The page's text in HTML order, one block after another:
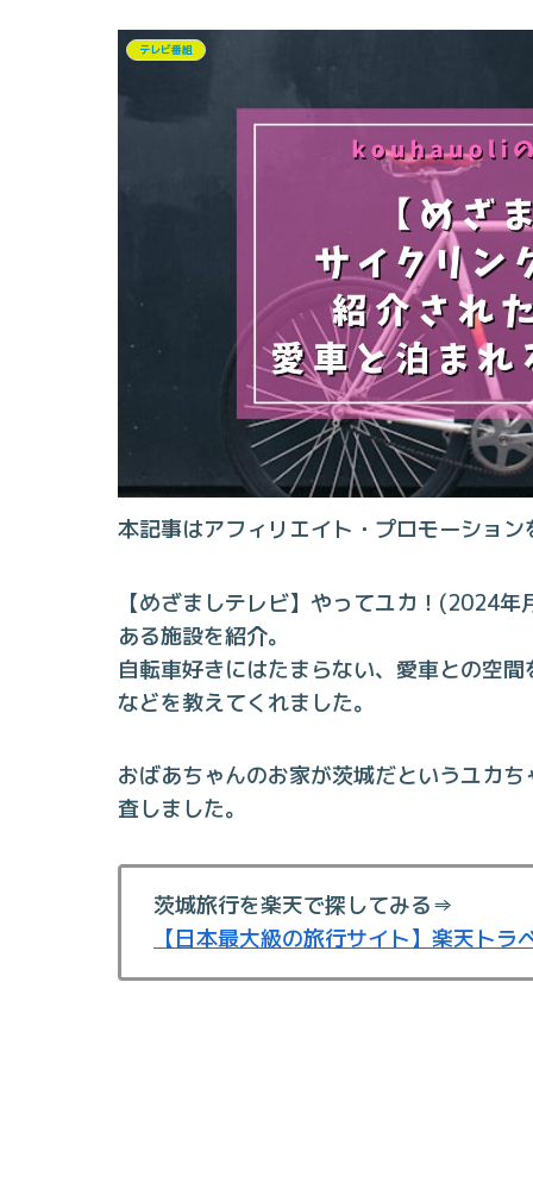
テレビ番組
本記事はアフィリエイト・プロモーション
【めざましテレビ】やってユカ！(2024
ある施設を紹介。
自転車好きにはたまらない、愛車との空
などを教えてくれました。
おばあちゃんのお家が茨城だというユカ
査しました。
茨城旅行を楽天で探してみる⇒
【日本最大級の旅行サイト】楽天トラ